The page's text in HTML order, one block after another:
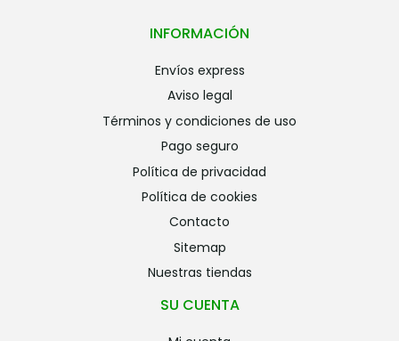
INFORMACIÓN
envíos express
aviso legal
términos y condiciones de uso
pago seguro
política de privacidad
política de cookies
contacto
sitemap
nuestras tiendas
SU CUENTA